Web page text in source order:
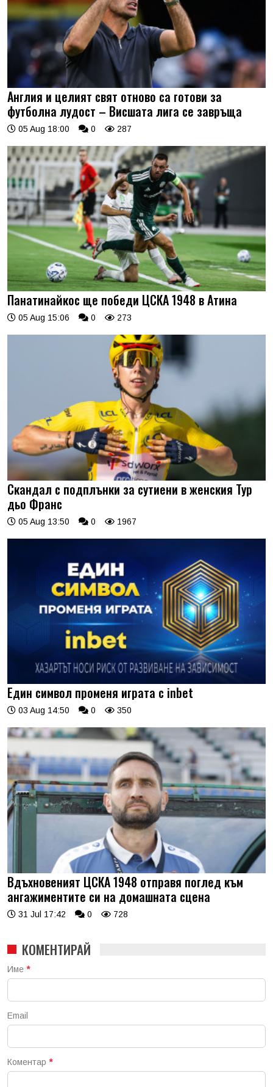
Англия и целият свят отново са готови за
футболна лудост – Висшата лига се завръща
05 Aug 18:00 0 287
Панатинайкос ще победи ЦСКА 1948 в Атина
05 Aug 15:06 0 273
Скандал с подплънки за сутиени в женския Тур
дьо Франс
05 Aug 13:50 0 1967
Един символ променя играта с inbet
03 Aug 14:50 0 350
Вдъхновеният ЦСКА 1948 отправя поглед към
ангажиментите си на домашната сцена
31 Jul 17:42 0 728
КОМЕНТИРАЙ
Име *
Email
Коментар *